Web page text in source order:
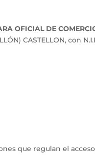
OFICIAL DE
CASTELLON, con
que regulan el